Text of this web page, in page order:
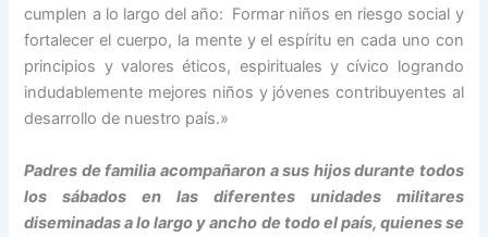
cumplen a lo largo del año: Formar niños en riesgo social y
fortalecer el cuerpo, la mente y el espíritu en cada uno con
principios y valores éticos, espirituales y cívico logrando
indudablemente mejores niños y jóvenes contribuyentes al
desarrollo de nuestro país.»
Padres de familia acompañaron a sus hijos durante todos
los sábados en las diferentes unidades militares
diseminadas a lo largo y ancho de todo el país, quienes se